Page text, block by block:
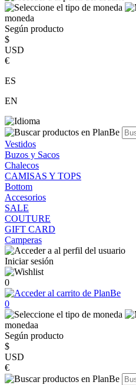
moneda
Según producto
$
USD
€
ES
EN
Vestidos
Buzos y Sacos
Chalecos
CAMISAS Y TOPS
Bottom
Accesorios
SALE
COUTURE
GIFT CARD
Camperas
Iniciar sesión
0
0
monedaa
Según producto
$
USD
€